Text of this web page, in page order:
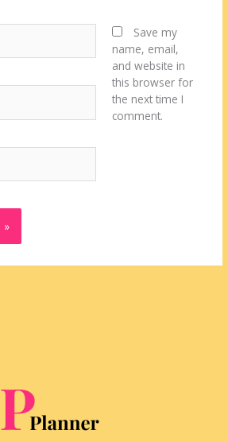
Save my
name, email,
and website in
this browser for
the next time I
comment.